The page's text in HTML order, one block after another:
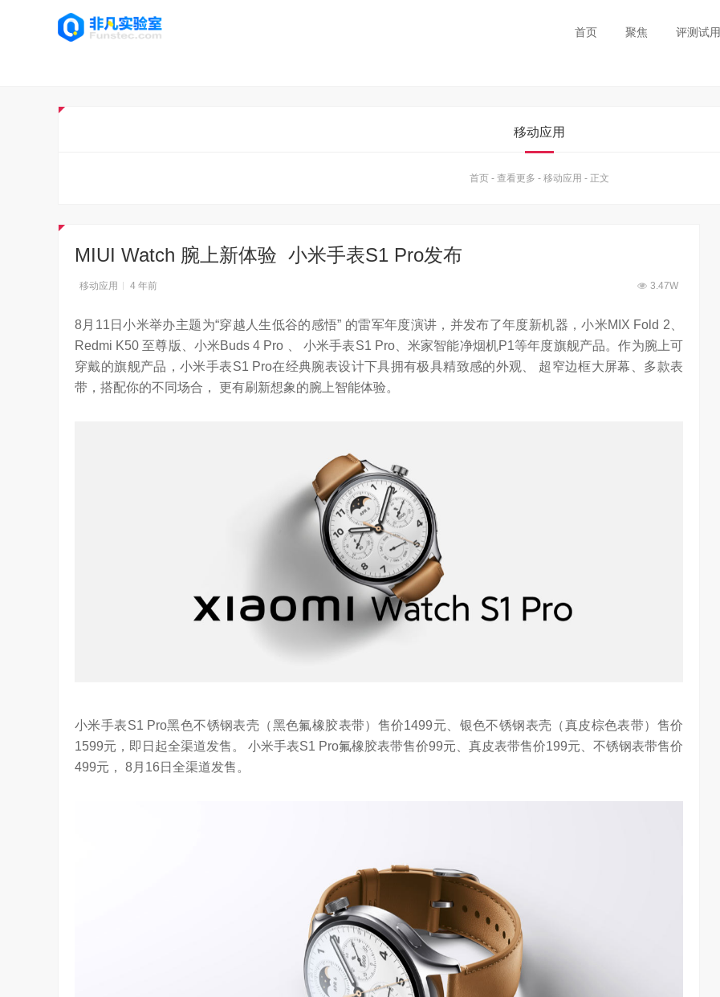
首页 聚焦 评测试用
移动应用
首页 - 查看更多 - 移动应用 - 正文
MIUI Watch 腕上新体验 小米手表S1 Pro发布
移动应用 4 年前 3.47W
8月11日小米举办主题为“穿越人生低谷的感悟” 的雷军年度演讲，并发布了年度新机器，小米MIX Fold 2、
Redmi K50 至尊版、小米Buds 4 Pro 、 小米手表S1 Pro、米家智能净烟机P1等年度旗舰产品。作为腕上可
穿戴的旗舰产品，小米手表S1 Pro在经典腕表设计下具拥有极具精致感的外观、 超窄边框大屏幕、多款表
带，搭配你的不同场合， 更有刷新想象的腕上智能体验。
小米手表S1 Pro黑色不锈钢表壳（黑色氟橡胶表带）售价1499元、银色不锈钢表壳（真皮棕色表带）售价
1599元，即日起全渠道发售。 小米手表S1 Pro氟橡胶表带售价99元、真皮表带售价199元、不锈钢表带售价
499元， 8月16日全渠道发售。
YC Startup School 2026
2026年，AI Agent正在完成从“问答工具”到“任务助手”的重要
进化。当技术实现从“能听会给答案”…
6月12日，在海信举办的 “中国变频 信芯保障”海信空调变频S